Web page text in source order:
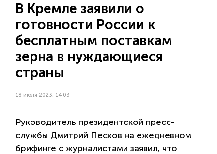
В Кремле заявили о
готовности России к
бесплатным поставкам
зерна в нуждающиеся
страны
18 июля 2023, 14:03
Руководитель президентской пресс-
службы Дмитрий Песков на ежедневном
брифинге с журналистами заявил, что